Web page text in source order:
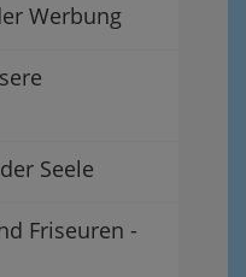
Werbung
Seele
Friseuren -